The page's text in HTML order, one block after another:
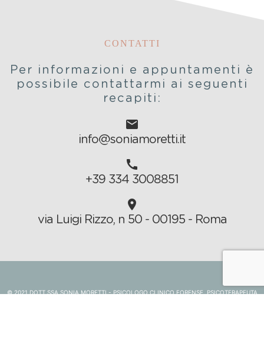
CONTATTI
Per informazioni e appuntamenti è
possibile contattarmi ai seguenti
recapiti:
email
info@soniamoretti.it
call
+39 334 3008851
location_on
via Luigi Rizzo, n 50 - 00195 - Roma
© 2021 DOTT.SSA SONIA MORETTI - PSICOLOGO CLINICO FORENSE, PSICOTERAPEUTA